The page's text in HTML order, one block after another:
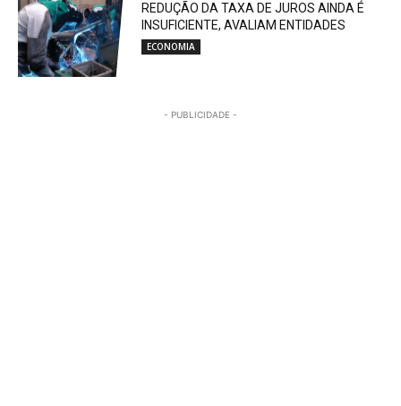
REDUÇÃO DA TAXA DE JUROS AINDA É
INSUFICIENTE, AVALIAM ENTIDADES
ECONOMIA
- PUBLICIDADE -